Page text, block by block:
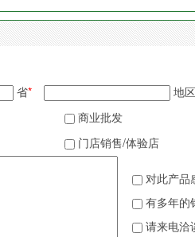
省* 地
商业批发
门店销售/体验店
对此产品
有多年的
请来电洽